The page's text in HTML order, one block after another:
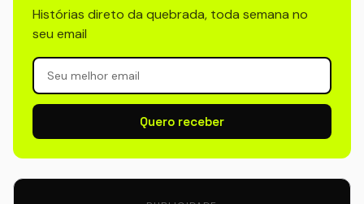
Histórias direto da quebrada, toda semana no
seu email
Quero receber